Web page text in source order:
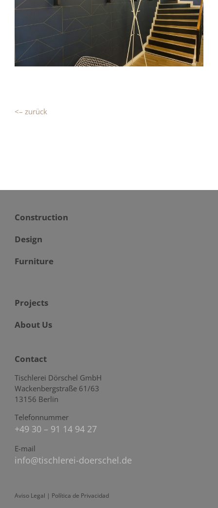
<– zurück
Construction
Design
Furniture
Projects
About Us
Contact
Tischlerei Dörschel GmbH
Wackenbergstraße 61/63
13156 Berlin
Telefonnummer
+49 30 – 91 14 94 27
E-mail
info@tischlerei-doerschel.de
Aviso Legal | Política de Privacidad